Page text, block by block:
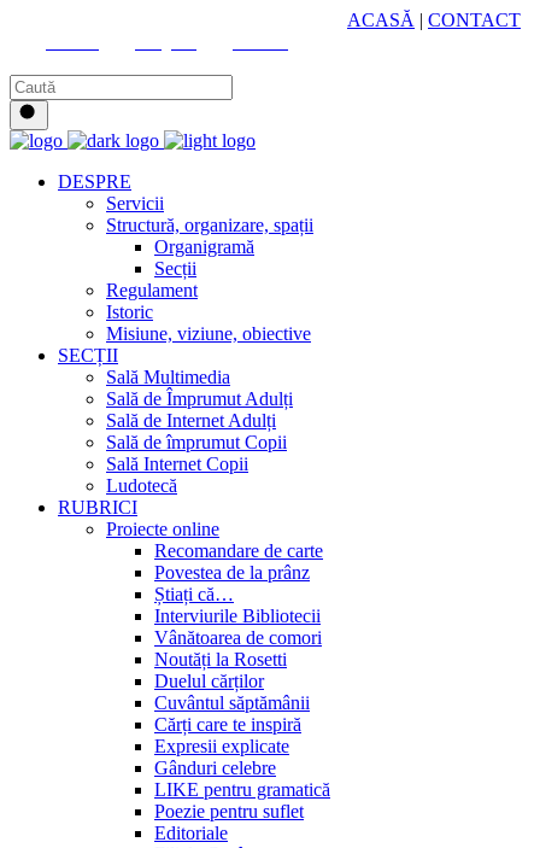
ACASĂ | CONTACT
DESPRE
Servicii
Structură, organizare, spații
Organigramă
Secții
Regulament
Istoric
Misiune, viziune, obiective
SECȚII
Sală Multimedia
Sală de Împrumut Adulți
Sală de Internet Adulți
Sală de împrumut Copii
Sală Internet Copii
Ludotecă
RUBRICI
Proiecte online
Recomandare de carte
Povestea de la prânz
Știați că…
Interviurile Bibliotecii
Vânătoarea de comori
Noutăți la Rosetti
Duelul cărților
Cuvântul săptămânii
Cărți care te inspiră
Expresii explicate
Gânduri celebre
LIKE pentru gramatică
Poezie pentru suflet
Editoriale